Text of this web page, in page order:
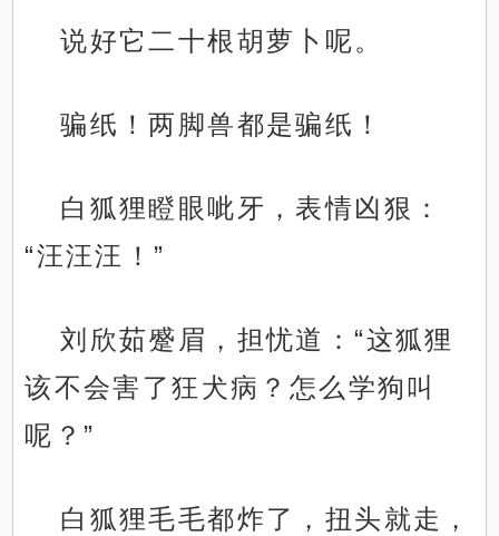
说好它二十根胡萝卜呢。
骗纸！两脚兽都是骗纸！
白狐狸瞪眼呲牙，表情凶狠：
“汪汪汪！”
刘欣茹蹙眉，担忧道：“这狐狸
该不会害了狂犬病？怎么学狗叫
呢？”
白狐狸毛毛都炸了，扭头就走，